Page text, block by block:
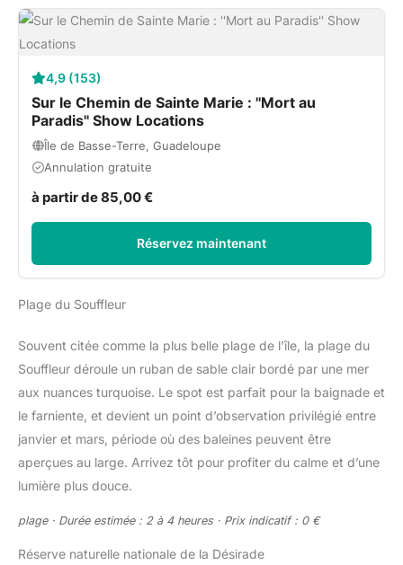
4,9 (153)
Sur le Chemin de Sainte Marie : ''Mort au
Paradis'' Show Locations
Île de Basse-Terre, Guadeloupe
Annulation gratuite
à partir de 85,00 €
Réservez maintenant
Plage du Souffleur
Souvent citée comme la plus belle plage de l’île, la plage du
Souffleur déroule un ruban de sable clair bordé par une mer
aux nuances turquoise. Le spot est parfait pour la baignade et
le farniente, et devient un point d’observation privilégié entre
janvier et mars, période où des baleines peuvent être
aperçues au large. Arrivez tôt pour profiter du calme et d’une
lumière plus douce.
plage · Durée estimée : 2 à 4 heures · Prix indicatif : 0 €
Réserve naturelle nationale de la Désirade